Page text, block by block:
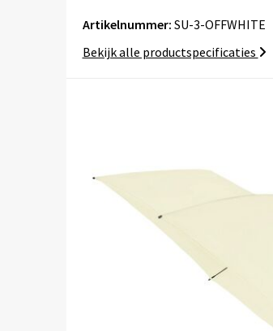
Artikelnummer: SU-3-OFFWHITE
Bekijk alle productspecificaties